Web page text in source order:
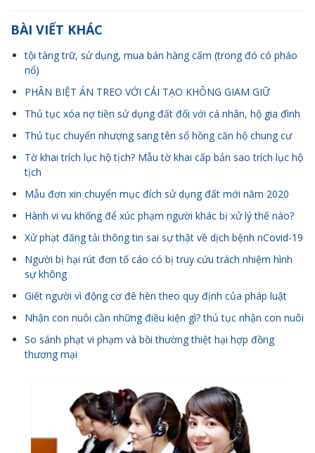
BÀI VIẾT KHÁC
tội tàng trữ, sử dụng, mua bán hàng cấm (trong đó có pháo
nổ)
PHÂN BIỆT ÁN TREO VỚI CẢI TẠO KHÔNG GIAM GIỮ
Thủ tục xóa nợ tiền sử dụng đất đối với cá nhân, hộ gia đình
Thủ tục chuyển nhượng sang tên sổ hồng căn hộ chung cư
Tờ khai trích lục hộ tịch? Mẫu tờ khai cấp bản sao trích lục hộ
tịch
Mẫu đơn xin chuyển mục đích sử dụng đất mới năm 2020
Hành vi vu khống để xúc phạm người khác bị xử lý thế nào?
Xử phạt đăng tải thông tin sai sự thật về dịch bệnh nCovid-19
Người bị hại rút đơn tố cáo có bị truy cứu trách nhiệm hình
sự không
Giết người vì động cơ đê hèn theo quy định của pháp luật
Nhận con nuôi cần những điều kiện gì? thủ tục nhận con nuôi
So sánh phạt vi phạm và bồi thường thiệt hại hợp đồng
thương mại